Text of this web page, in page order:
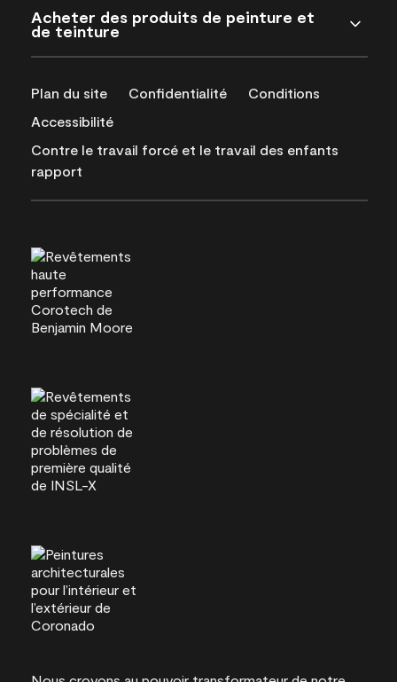
Acheter des produits de peinture et
de teinture
Plan du site Confidentialité
Conditions
Accessibilité
Contre le travail forcé et le travail des enfants
rapport